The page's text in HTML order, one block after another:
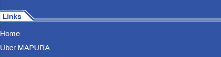
Links
Home
Über MAPURA